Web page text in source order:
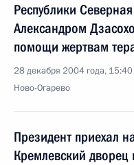
Республики
Александром
помощи жертвам
28 декабря 2004 года, 15:40
Ново-Огарево
Президент приехал
Кремлевский дворец